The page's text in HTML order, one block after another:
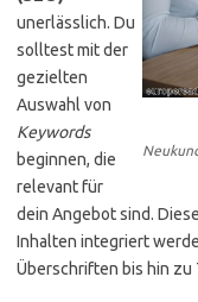
unerlässlich. Du
solltest mit der
gezielten
Auswahl von
Keywords
beginnen, die
relevant für
dein Angebot sind.
Inhalten integriert
Überschriften bis hin zu